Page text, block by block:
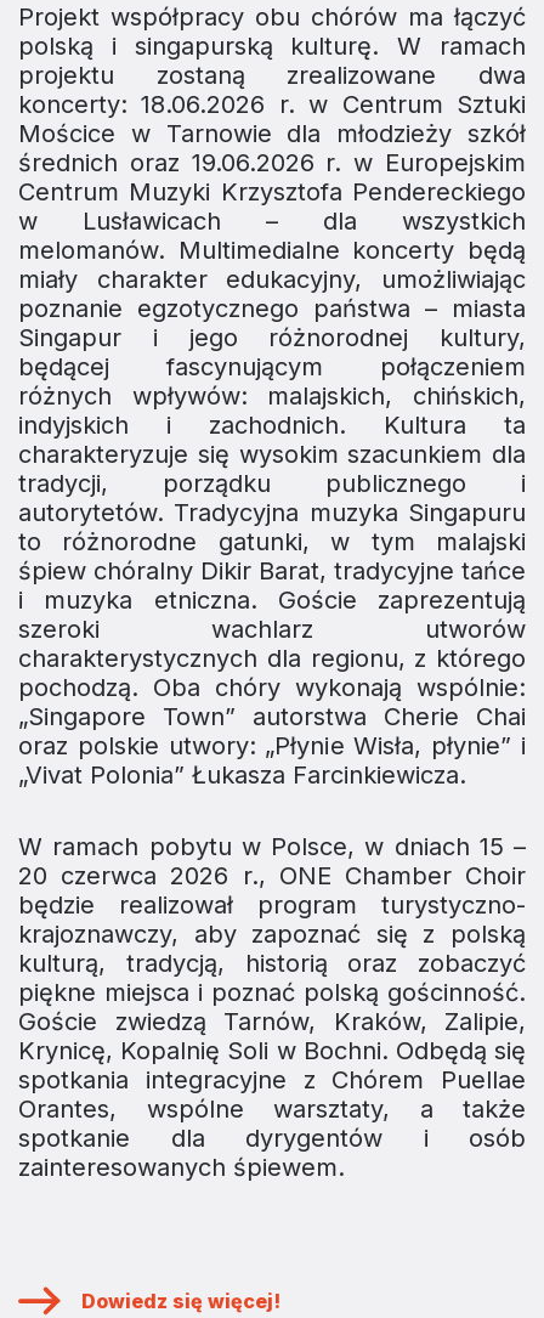
Projekt współpracy obu chórów ma łączyć
polską i singapurską kulturę. W ramach
projektu zostaną zrealizowane dwa
koncerty: 18.06.2026 r. w Centrum Sztuki
Mościce w Tarnowie dla młodzieży szkół
średnich oraz 19.06.2026 r. w Europejskim
Centrum Muzyki Krzysztofa Pendereckiego
w Lusławicach – dla wszystkich
melomanów. Multimedialne koncerty będą
miały charakter edukacyjny, umożliwiając
poznanie egzotycznego państwa – miasta
Singapur i jego różnorodnej kultury,
będącej fascynującym połączeniem
różnych wpływów: malajskich, chińskich,
indyjskich i zachodnich. Kultura ta
charakteryzuje się wysokim szacunkiem dla
tradycji, porządku publicznego i
autorytetów. Tradycyjna muzyka Singapuru
to różnorodne gatunki, w tym malajski
śpiew chóralny Dikir Barat, tradycyjne tańce
i muzyka etniczna. Goście zaprezentują
szeroki wachlarz utworów
charakterystycznych dla regionu, z którego
pochodzą. Oba chóry wykonają wspólnie:
„Singapore Town” autorstwa Cherie Chai
oraz polskie utwory: „Płynie Wisła, płynie” i
„Vivat Polonia” Łukasza Farcinkiewicza.
W ramach pobytu w Polsce, w dniach 15 –
20 czerwca 2026 r., ONE Chamber Choir
będzie realizował program turystyczno-
krajoznawczy, aby zapoznać się z polską
kulturą, tradycją, historią oraz zobaczyć
piękne miejsca i poznać polską gościnność.
Goście zwiedzą Tarnów, Kraków, Zalipie,
Krynicę, Kopalnię Soli w Bochni. Odbędą się
spotkania integracyjne z Chórem Puellae
Orantes, wspólne warsztaty, a także
spotkanie dla dyrygentów i osób
zainteresowanych śpiewem.
Dowiedz się więcej!